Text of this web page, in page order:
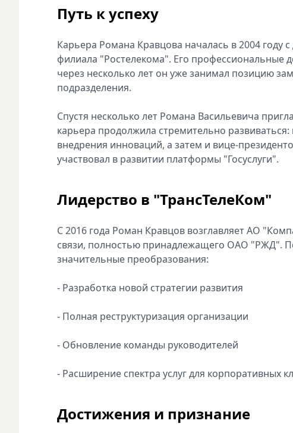
Путь к успеху
Карьера Романа Кравцова началась в 2004 году
филиала "Ростелекома". Его профессиональные
через несколько лет он уже занимал позицию
подразделения.
Спустя несколько лет Романа Васильевича
карьера продолжила стремительно
внедрения инноваций, а затем и вице-
участвовал в развитии платформы "Госуслуги".
Лидерство в "ТрансТелеКом"
С 2016 года Роман Кравцов возглавляет АО
связи, полностью принадлежащего ОАО "РЖД".
значительные преобразования:
- Разработка новой стратегии развития
- Полная реструктуризация организации
- Обновление команды руководителей
- Расширение спектра услуг для корпоративных
Достижения и признание